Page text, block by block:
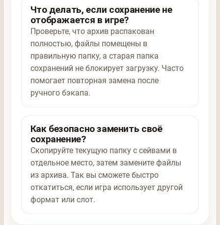
Что делать, если сохранение не
отображается в игре?
Проверьте, что архив распакован
полностью, файлы помещены в
правильную папку, а старая папка
сохранений не блокирует загрузку. Часто
помогает повторная замена после
ручного бэкапа.
Как безопасно заменить своё
сохранение?
Скопируйте текущую папку с сейвами в
отдельное место, затем замените файлы
из архива. Так вы сможете быстро
откатиться, если игра использует другой
формат или слот.